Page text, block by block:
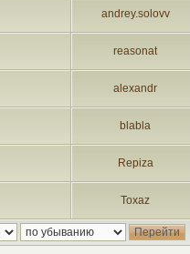
andrey.solovv
reasonat
alexandr
blabla
Repiza
Toxaz